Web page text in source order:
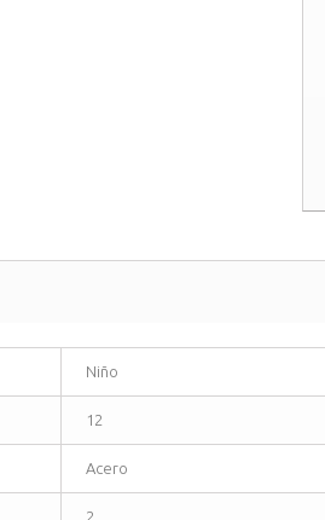
Niño
12
Acero
2